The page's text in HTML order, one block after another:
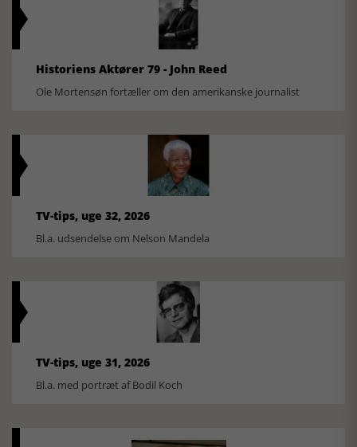
Historiens Aktører 79 - John Reed
Ole Mortensøn fortæller om den amerikanske journalist
TV-tips, uge 32, 2026
Bl.a. udsendelse om Nelson Mandela
TV-tips, uge 31, 2026
Bl.a. med portræt af Bodil Koch